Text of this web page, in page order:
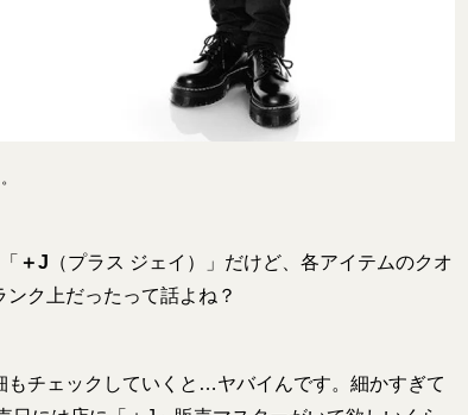
＋J （プラス ジェイ）」だけど、各アイテムのクオ
ク上だったって話よね？
もチェックしていくと…ヤバイんです。細かすぎて